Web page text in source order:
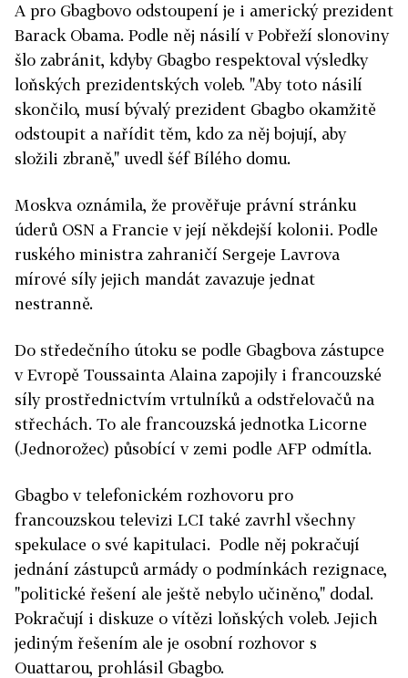
A pro Gbagbovo odstoupení je i americký prezident
Barack Obama. Podle něj násilí v Pobřeží slonoviny
šlo zabránit, kdyby Gbagbo respektoval výsledky
loňských prezidentských voleb. "Aby toto násilí
skončilo, musí bývalý prezident Gbagbo okamžitě
odstoupit a nařídit těm, kdo za něj bojují, aby
složili zbraně," uvedl šéf Bílého domu.
Moskva oznámila, že prověřuje právní stránku
úderů OSN a Francie v její někdejší kolonii. Podle
ruského ministra zahraničí Sergeje Lavrova
mírové síly jejich mandát zavazuje jednat
nestranně.
Do středečního útoku se podle Gbagbova zástupce
v Evropě Toussainta Alaina zapojily i francouzské
síly prostřednictvím vrtulníků a odstřelovačů na
střechách. To ale francouzská jednotka Licorne
(Jednorožec) působící v zemi podle AFP odmítla.
Gbagbo v telefonickém rozhovoru pro
francouzskou televizi LCI také zavrhl všechny
spekulace o své kapitulaci. Podle něj pokračují
jednání zástupců armády o podmínkách rezignace,
"politické řešení ale ještě nebylo učiněno," dodal.
Pokračují i diskuze o vítězi loňských voleb. Jejich
jediným řešením ale je osobní rozhovor s
Ouattarou, prohlásil Gbagbo.